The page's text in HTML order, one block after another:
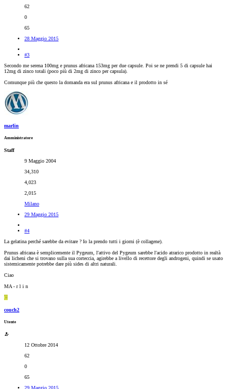
62
0
65
28 Maggio 2015
#3
Secondo me serena 100mg e prunus africana 153mg per due capsule. Poi se ne prendi 5 di capsule hai
12mg di zinco totali (poco più di 2mg di zinco per capsula).
Comunque più che questo la domanda era sul prunus africana e il prodotto in sé
marlin
Amministratore
Staff
9 Maggio 2004
34,310
4,023
2,015
Milano
29 Maggio 2015
#4
La gelatina perché sarebbe da evitare ? Io la prendo tutti i giorni (è collagene).
Prunus africana è semplicemente il Pygeum, l'attivo del Pygeum sarebbe l'acido atrarico prodotto in realtà
dai licheni che si trovano sulla sua corteccia, agirebbe a livello di recettore degli androgeni, quindi se usato
sistemicamente potrebbe dare più sides di altri naturali.
Ciao
MA - r l i n
C
couch2
Utente
12 Ottobre 2014
62
0
65
29 Maggio 2015